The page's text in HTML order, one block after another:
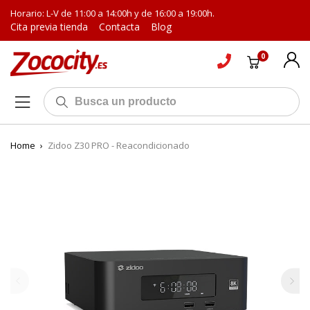
Horario: L-V de 11:00 a 14:00h y de 16:00 a 19:00h.
Cita previa tienda Contacta Blog
0
Home › Zidoo Z30 PRO - Reacondicionado